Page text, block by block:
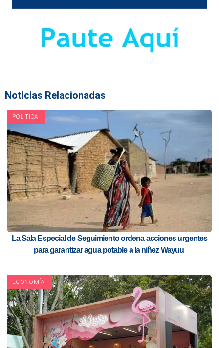
Noticias Relacionadas
POLITICA
La Sala Especial de Seguimiento ordena acciones urgentes
para garantizar agua potable a la niñez Wayuu
ECONOMÍA